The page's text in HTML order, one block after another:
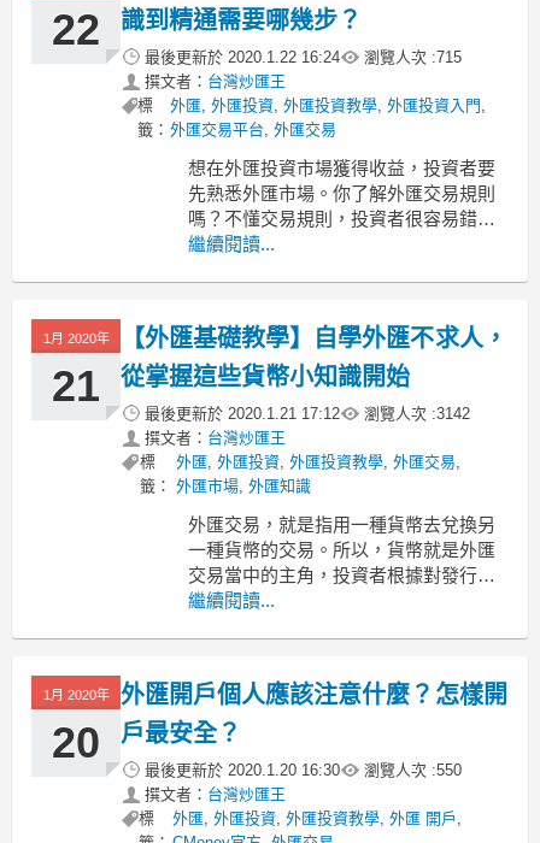
1、選擇有資質的外匯交易平台
22
識到精通需要哪幾步？
最後更新於 2020.1.22 16:24 瀏覽人次 :715
撰文者： 台灣炒匯王
標
籤：
外匯,外匯投資,外匯投資教學,外匯投資入門 ,
外匯交易平台,外匯交易
想在外匯投資市場獲得收益，投資者要
先熟悉外匯市場。你了解外匯交易規則
嗎？不懂交易規則，投資者很容易錯失
盈利機會，甚至造成虧損。妳了解外匯
要了解外匯價格受到哪些因素影響。下
面將為大家講講炒外匯入門必備知識。
1、外匯投資擁有靈活
繼續閱讀...
1月 2020年
21
【外匯基礎教學】自學外匯不求人，
從掌握這些貨幣小知識開始
最後更新於 2020.1.21 17:12 瀏覽人次 :3142
撰文者： 台灣炒匯王
標
籤：
外匯,外匯投資,外匯投資教學,外匯交易,
外匯市場,外匯知識
外匯交易，就是指用一種貨幣去兌換另
一種貨幣的交易。所以，貨幣就是外匯
交易當中的主角，投資者根據對發行貨
幣的經濟體的認識，判斷貨幣是否值得
一場外匯基礎教學，講講一些外匯交易
中貨幣的小知識。
1、七種主要貨幣
繼續閱讀...
1月 2020年
20
外匯開戶個人應該注意什麼？怎樣開
戶最安全？
最後更新於 2020.1.20 16:30 瀏覽人次 :550
撰文者： 台灣炒匯王
標
外匯,外匯投資,外匯投資教學,外匯 開戶 ,